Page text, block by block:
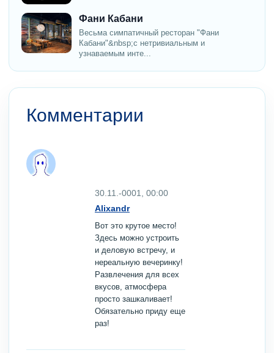
Фани Кабани
Весьма симпатичный ресторан "Фани
Кабани"&nbsp;с нетривиальным и
узнаваемым инте...
Комментарии
30.11.-0001, 00:00
Alixandr
Вот это крутое место!
Здесь можно устроить
и деловую встречу, и
нереальную вечеринку!
Развлечения для всех
вкусов, атмосфера
просто зашкаливает!
Обязательно приду еще
раз!